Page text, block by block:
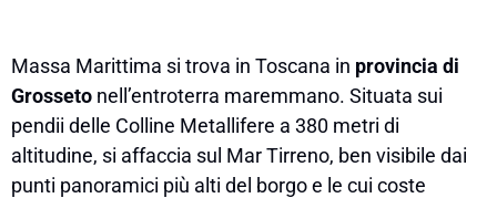
Massa Marittima si trova in Toscana in provincia di
Grosseto nell’entroterra maremmano. Situata sui
pendii delle Colline Metallifere a 380 metri di
altitudine, si affaccia sul Mar Tirreno, ben visibile dai
punti panoramici più alti del borgo e le cui coste